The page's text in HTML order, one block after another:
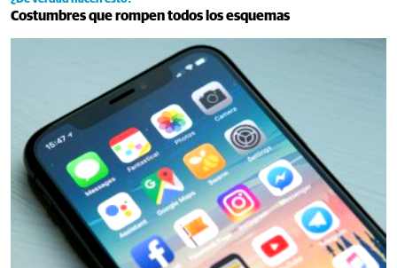
Costumbres que rompen todos los esquemas